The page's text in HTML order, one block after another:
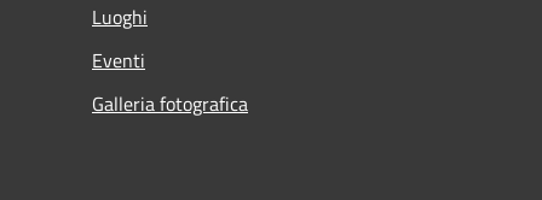
Luoghi
Eventi
Galleria fotografica